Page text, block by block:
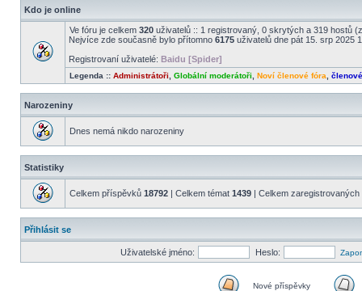
Kdo je online
Ve fóru je celkem 320 uživatelů :: 1 registrovaný, 0 skrytých a 319 hostů
Nejvíce zde současně bylo přítomno 6175 uživatelů dne pát 15. srp 2025
Registrovaní uživatelé: Baidu [Spider]
Legenda :: Administrátoři Globální moderátoři Noví členové fóra
Narozeniny
Dnes nemá nikdo narozeniny
Statistiky
Celkem příspěvků 18792 | Celkem témat 1439 | Celkem
Přihlásit se
Uživatelské jméno: Heslo:
Nové příspěvky